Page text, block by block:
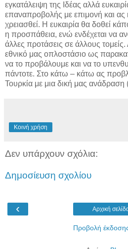
εγκατάλειψη της Ιδέας αλλά
επαναπροβολής με επιμονή και ας
χρειασθεί. Η ευκαιρία θα δοθεί
η προσπάθεια, ενώ ενδέχεται να
άλλες προτάσεις σε άλλους
εθνικό μας οπλοστάσιο ως
να το προβάλουμε και να το
πάντοτε. Στο κάτω – κάτω ας
Τουρκία με μια δική μας ανάδραση
Κοινή χρήση
Δεν υπάρχουν σχόλια:
Δημοσίευση σχολίου
‹ Αρχική
Προβολή